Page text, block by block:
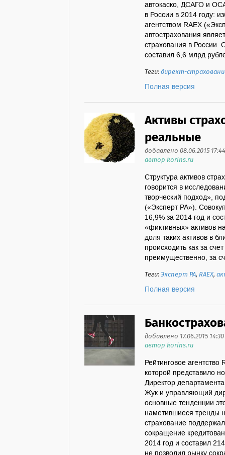
автокаско, ДСАГО и
в России в 2014 году:
агентством RAEX
автострахования
страхования в России.
составил 6,6 млрд
Теги:директ-
Полная версия
Активы
реальные
добавлено 08.06.2015 17:44
автор korins.ru
Структура активов
говорится в
творческий подход»,
(«Эксперт РА»).
16,9% за 2014 год и
«фиктивных» активов
доля таких активов в
происходить как за
преимущественно, за
Теги:Эксперт РА, RAEX,
Полная версия
добавлено 17.06.2015 14:30
автор korins.ru
Рейтинговое
которой представило
Директор
Жук и управляющий
основные тенденции
наметившиеся тренды
страхование
сокращение
2014 год и составил